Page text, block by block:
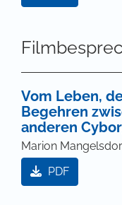
Vom Leben,
Begehren
anderen
Marion
PDF